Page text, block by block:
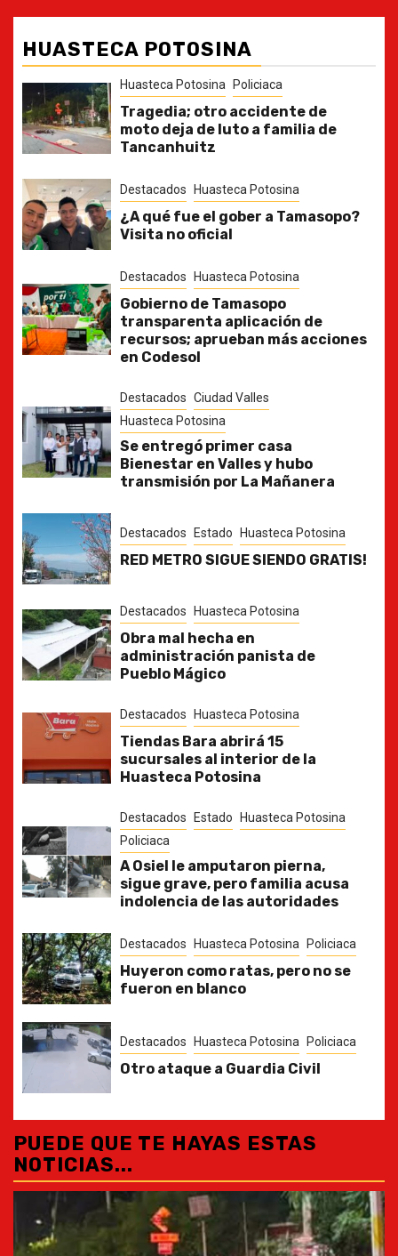
HUASTECA POTOSINA
Huasteca Potosina Policiaca
Tragedia; otro accidente de
moto deja de luto a familia de
Tancanhuitz
Destacados Huasteca Potosina
¿A qué fue el gober a Tamasopo?
Visita no oficial
Destacados Huasteca Potosina
Gobierno de Tamasopo
transparenta aplicación de
recursos; aprueban más acciones
en Codesol
Destacados Ciudad Valles
Huasteca Potosina
Se entregó primer casa
Bienestar en Valles y hubo
transmisión por La Mañanera
Destacados Estado Huasteca Potosina
RED METRO SIGUE SIENDO GRATIS!
Destacados Huasteca Potosina
Obra mal hecha en
administración panista de
Pueblo Mágico
Destacados Huasteca Potosina
Tiendas Bara abrirá 15
sucursales al interior de la
Huasteca Potosina
Destacados Estado
Huasteca Potosina
Policiaca
A Osiel le amputaron pierna,
sigue grave, pero familia acusa
indolencia de las autoridades
Destacados Huasteca Potosina Policiaca
Huyeron como ratas, pero no se
fueron en blanco
Destacados Huasteca Potosina Policiaca
Otro ataque a Guardia Civil
PUEDE QUE TE HAYAS ESTAS
NOTICIAS...